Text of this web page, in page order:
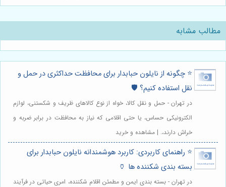
مطالب مشابه
⭐️ چگونه از نایلون حبابدار برای محافظت حداکثری در حمل و
نقل استفاده کنیم؟ 🛡️
در تهران - حمل و نقل کالا، خواه از نوع کالاهای ظریف و شکستنی، لوازم
الکترونیکی حساس، یا حتی اقلامی که نیاز به محافظت در برابر ضربه و
خراش دارند،. | مشاهده و خرید
⭐️ راهنمای کاربردی: کاربرد هوشمندانه نایلون حبابدار برای
بسته بندی شکننده ها 🏺
در تهران - بسته بندی ایمن و مطمئن اقلام شکننده، امری حیاتی در فرآیند